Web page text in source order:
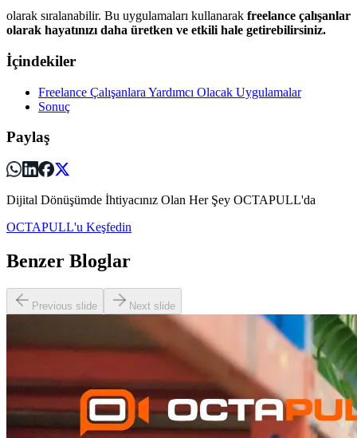
olarak sıralanabilir. Bu uygulamaları kullanarak freelance çalışanlar
olarak hayatınızı daha üretken ve etkili hale getirebilirsiniz.
İçindekiler
Freelance Çalışanlara Yardımcı Olacak Uygulamalar
Sonuç
Paylaş
Dijital Dönüşümde İhtiyacınız Olan Her Şey OCTAPULL'da
OCTAPULL'u Keşfedin
Benzer Bloglar
Previous slide Next slide